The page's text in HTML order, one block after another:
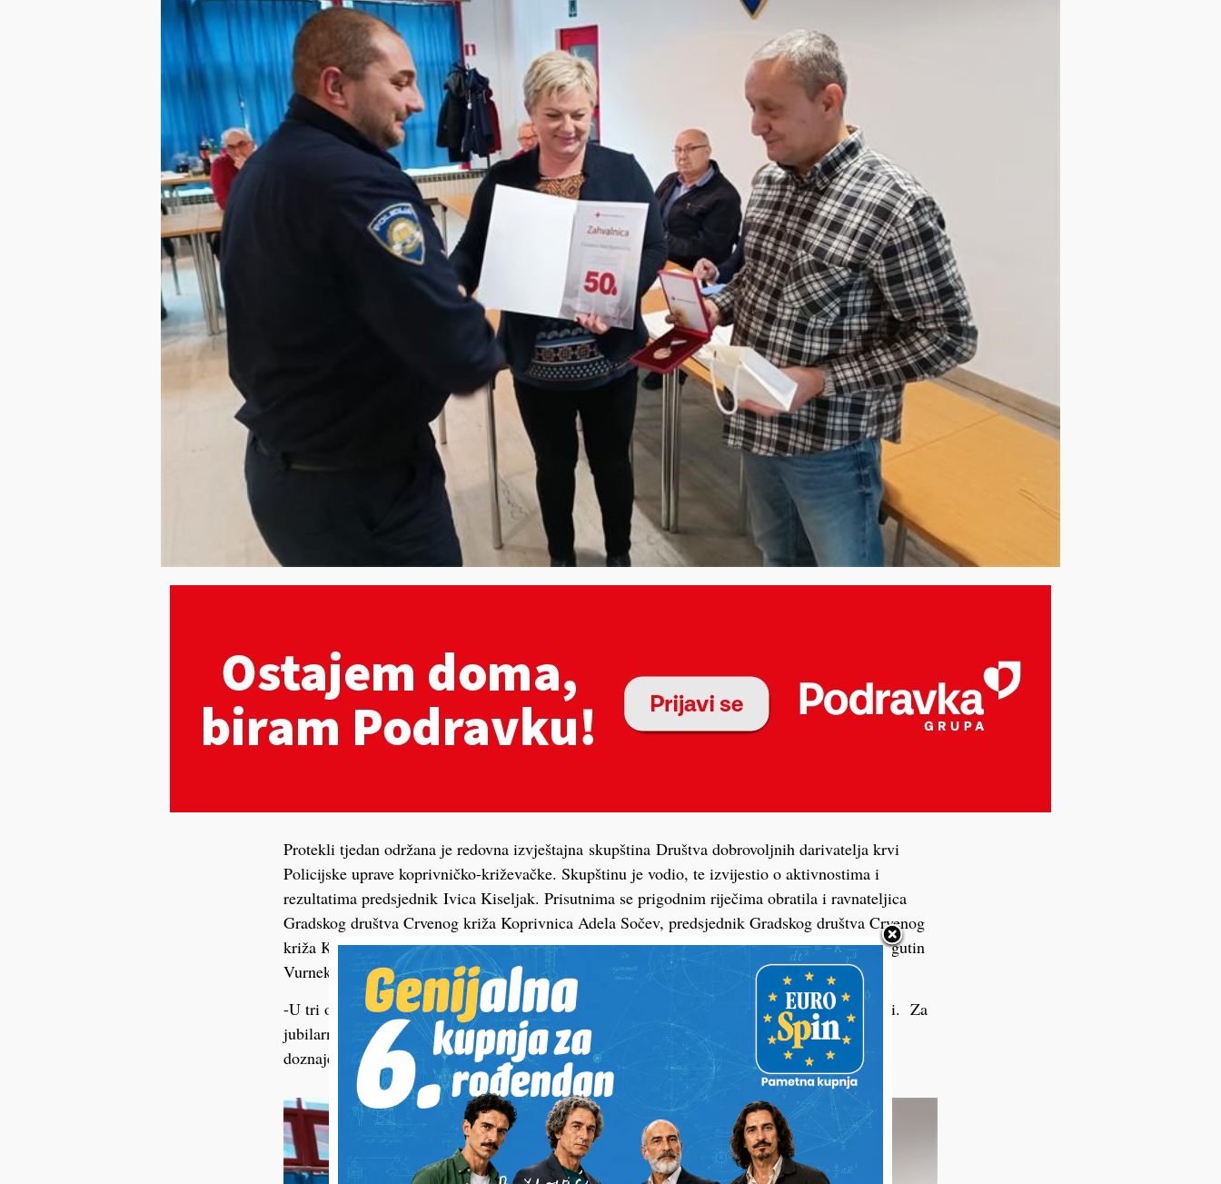
Protekli tjedan održana je redovna izvještajna skupština Društva dobrovoljnih darivatelja krvi
Policijske uprave koprivničko-križevačke. Skupštinu je vodio, te izvijestio o aktivnostima i
rezultatima predsjednik Ivica Kiseljak. Prisutnima se prigodnim riječima obratila i ravnateljica
Gradskog društva Crvenog križa Koprivnica Adela Sočev, predsjednik Gradskog društva Crvenog
križa Koprivnica Vjekoslav Štimac te načelnik Policijske uprave koprivničko-križevačke Dragutin
Vurnek.
-U tri ovogodišnja organizirana dobrovoljna darivanja prikupljeno je 86 doza dragocjene krvi. Za
jubilarni broj darivanja 44 zaslužna dobrovoljna darivatelja primila su prigodna priznanja –
doznajemo u CK.